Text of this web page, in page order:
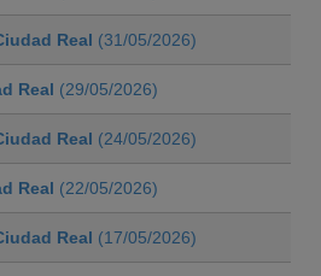
Real (31/05/2026)
Real (29/05/2026)
Real (24/05/2026)
Real (22/05/2026)
Real (17/05/2026)